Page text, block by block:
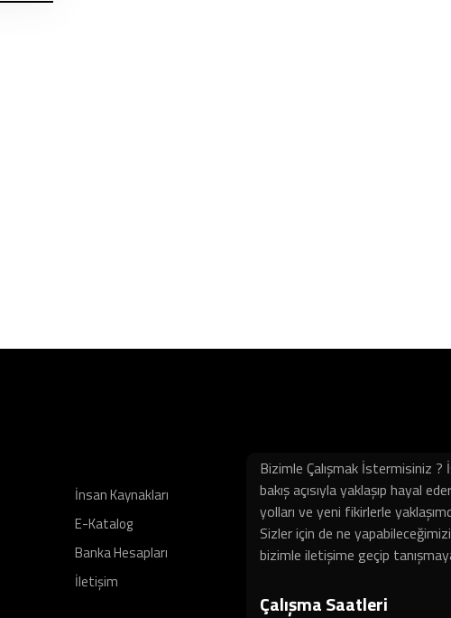
İnsan Kaynakları
E-Katalog
Banka Hesapları
İletişim
Bizimle Çalışmak İstermisiniz ?
bakış açısıyla yaklaşıp hayal
yolları ve yeni fikirlerle
Sizler için de ne
bizimle iletişime geçip
Çalışma Saatleri